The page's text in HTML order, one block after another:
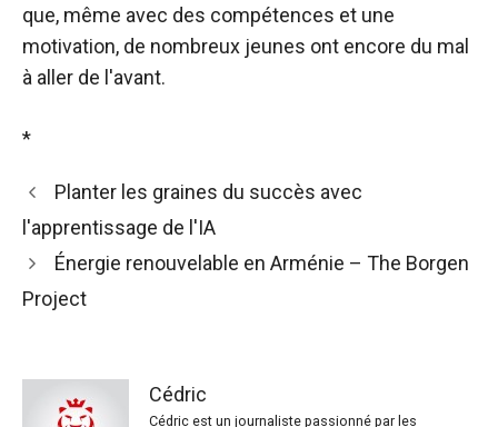
que, même avec des compétences et une
motivation, de nombreux jeunes ont encore du mal
à aller de l'avant.
*
Planter les graines du succès avec
l'apprentissage de l'IA
Énergie renouvelable en Arménie – The Borgen
Project
Cédric
Cédric est un journaliste passionné par les